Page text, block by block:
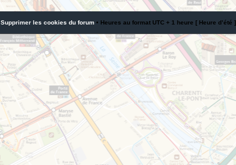
Supprimer les cookies du forum • Heures au format UTC + 1 heure [ Heure d’été ]